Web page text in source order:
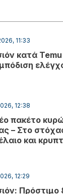
11:33
κατά
12:38
πακέτο
– Στο
και
12:29